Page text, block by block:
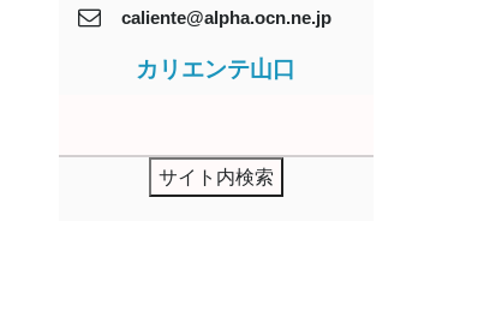
caliente@alpha.ocn.ne.jp
カリエンテ山口